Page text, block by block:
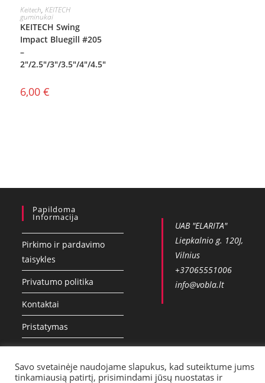
PASIRINKTI
SAVYBES
Keitech, KEITECH
guminukai
KEITECH Swing
Impact Bluegill #205
–
2″/2.5″/3″/3.5″/4″/4.5″
6,00 €
Papildoma
Informacija
Pirkimo ir pardavimo
taisykles
Privatumo politika
Kontaktai
Pristatymas
UAB "ELARITA"
Liepkalnio g. 120J,
Vilnius
+37065551006
info@vobla.lt
Savo svetainėje naudojame slapukus, kad suteiktume jums
tinkamiausią patirtį, prisimindami jūsų nuostatas ir